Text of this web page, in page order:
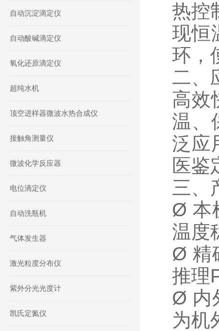
热控
现恒
环，
二、
高效
温、
泛应
医鉴
三、
Ø 本
温度
Ø 精
推理
Ø 内
为机
自动沉淀滴定仪
自动酸碱滴定仪
氧化还原滴定仪
超纯水机
顶空进样器微波水热合成仪
接触角测量仪
微波化学反应器
电位滴定仪
自动洗瓶机
气体发生器
激光粒度分布仪
紫外分光光度计
凯氏定氮仪